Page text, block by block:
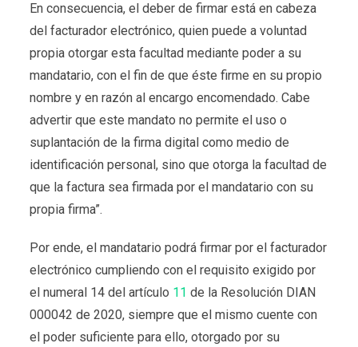
En consecuencia, el deber de firmar está en cabeza
del facturador electrónico, quien puede a voluntad
propia otorgar esta facultad mediante poder a su
mandatario, con el fin de que éste firme en su propio
nombre y en razón al encargo encomendado. Cabe
advertir que este mandato no permite el uso o
suplantación de la firma digital como medio de
identificación personal, sino que otorga la facultad de
que la factura sea firmada por el mandatario con su
propia firma”.
Por ende, el mandatario podrá firmar por el facturador
electrónico cumpliendo con el requisito exigido por
el numeral 14 del artículo 11 de la Resolución DIAN
000042 de 2020, siempre que el mismo cuente con
el poder suficiente para ello, otorgado por su